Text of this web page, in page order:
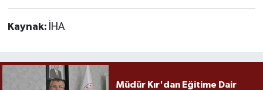
Kaynak: İHA
Müdür Kır'dan Eğitime Dair